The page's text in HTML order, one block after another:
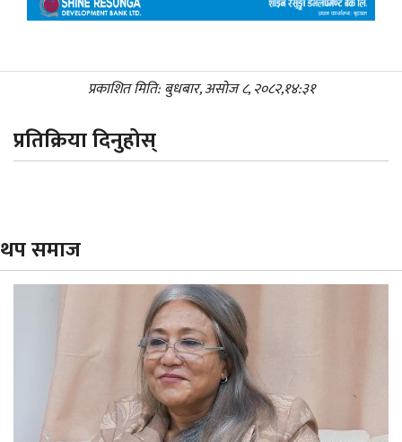
प्रकाशित मिति: बुधबार, असोज ८, २०८२,१४:३१
प्रतिक्रिया दिनुहोस्
थप समाज